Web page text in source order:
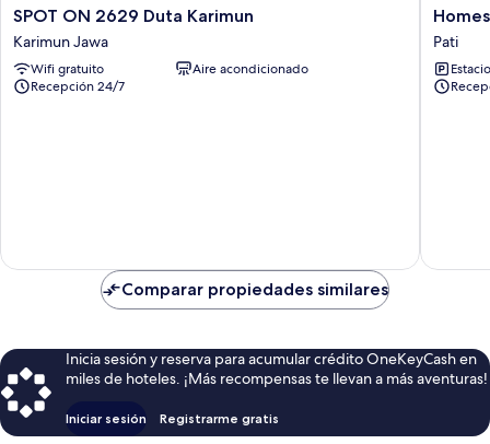
SPOT
ON
2629
Duta
Karimun
SPOT ON 2629 Duta Karimun
Karimun Jawa
Wifi gratuito
Aire acondicionado
Recepción 24/7
Tentrem
Lima
Pati
Pati
Comparar propiedades similares
Inicia sesión y reserva para acumular crédito OneKeyCash en
miles de hoteles. ¡Más recompensas te llevan a más aventuras!
Iniciar sesión Registrarme gratis